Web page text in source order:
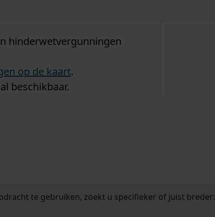
hinderwetvergunningen
op de kaart.
beschikbaar.
te gebruiken, zoekt u specifieker of juist breder: